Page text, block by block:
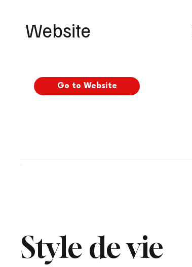
Website
Go to Website
Style de vie